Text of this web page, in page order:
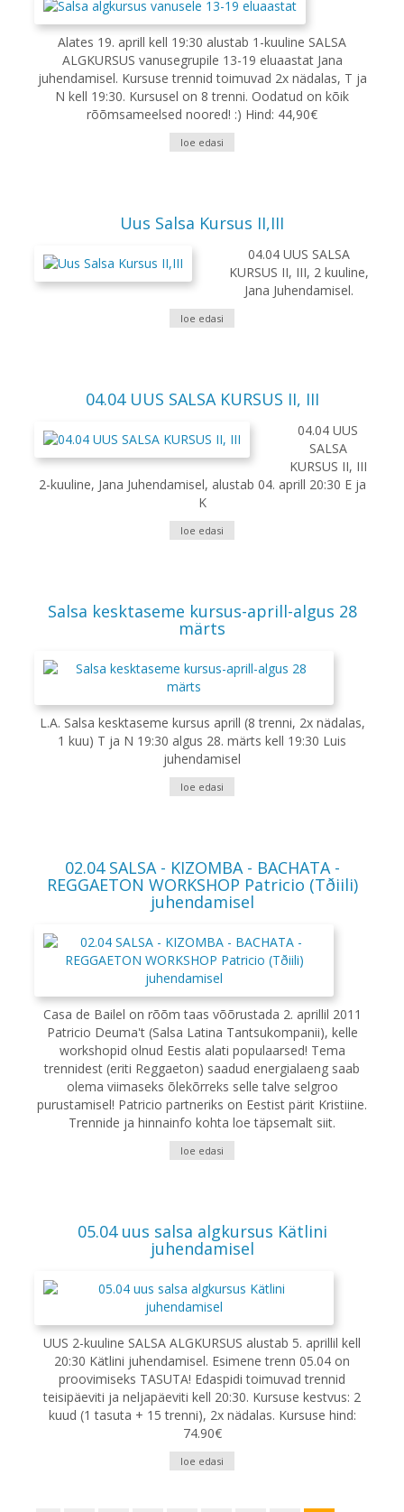
Alates 19. aprill kell 19:30 alustab 1-kuuline SALSA
ALGKURSUS vanusegrupile 13-19 eluaastat Jana
juhendamisel. Kursuse trennid toimuvad 2x nädalas, T ja
N kell 19:30. Kursusel on 8 trenni. Oodatud on kõik
rõõmsameelsed noored! :) Hind: 44,90€
loe edasi
Uus Salsa Kursus II,III
04.04 UUS SALSA
KURSUS II, III, 2 kuuline,
Jana Juhendamisel.
loe edasi
04.04 UUS SALSA KURSUS II, III
04.04 UUS
SALSA
KURSUS II, III
2-kuuline, Jana Juhendamisel, alustab 04. aprill 20:30 E ja
K
loe edasi
Salsa kesktaseme kursus-aprill-algus 28
märts
L.A. Salsa kesktaseme kursus aprill (8 trenni, 2x nädalas,
1 kuu) T ja N 19:30 algus 28. märts kell 19:30 Luis
juhendamisel
loe edasi
02.04 SALSA - KIZOMBA - BACHATA -
REGGAETON WORKSHOP Patricio (Tðiili)
juhendamisel
Casa de Bailel on rõõm taas võõrustada 2. aprillil 2011
Patricio Deuma't (Salsa Latina Tantsukompanii), kelle
workshopid olnud Eestis alati populaarsed! Tema
trennidest (eriti Reggaeton) saadud energialaeng saab
olema viimaseks õlekõrreks selle talve selgroo
purustamisel! Patricio partneriks on Eestist pärit Kristiine.
Trennide ja hinnainfo kohta loe täpsemalt siit.
loe edasi
05.04 uus salsa algkursus Kätlini
juhendamisel
UUS 2-kuuline SALSA ALGKURSUS alustab 5. aprillil kell
20:30 Kätlini juhendamisel. Esimene trenn 05.04 on
proovimiseks TASUTA! Edaspidi toimuvad trennid
teisipäeviti ja neljapäeviti kell 20:30. Kursuse kestvus: 2
kuud (1 tasuta + 15 trenni), 2x nädalas. Kursuse hind:
74.90€
loe edasi